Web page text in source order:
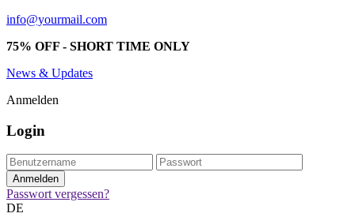
info@yourmail.com
75% OFF - SHORT TIME ONLY
News & Updates
Anmelden
Login
Passwort vergessen?
DE